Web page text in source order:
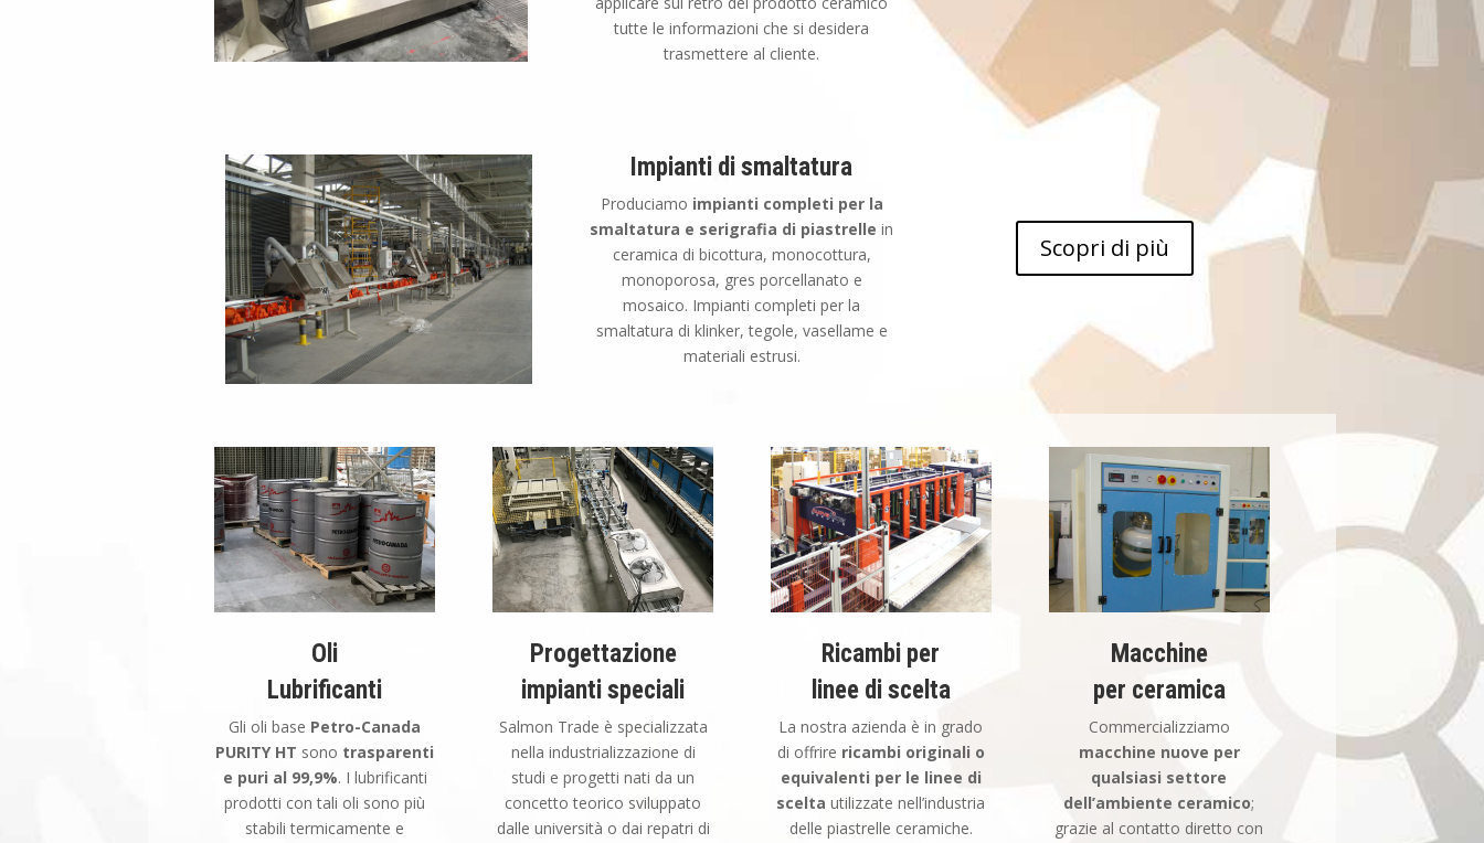
tutte le informazioni che si desidera
trasmettere al cliente.
Impianti di smaltatura
Produciamo impianti completi per la
smaltatura e serigrafia di piastrelle in
ceramica di bicottura, monocottura,
monoporosa, gres porcellanato e
mosaico. Impianti completi per la
smaltatura di klinker, tegole, vasellame e
materiali estrusi.
Scopri di più
Oli
Lubrificanti
Gli oli base Petro-Canada
PURITY HT sono trasparenti
e puri al 99,9%. I lubrificanti
prodotti con tali oli sono più
stabili termicamente e
Progettazione
impianti speciali
Salmon Trade è specializzata
nella industrializzazione di
studi e progetti nati da un
concetto teorico sviluppato
dalle università o dai repatri di
Ricambi per
linee di scelta
La nostra azienda è in grado
di offrire ricambi originali o
equivalenti per le linee di
scelta utilizzate nell’industria
delle piastrelle ceramiche.
Macchine
per ceramica
Commercializziamo
macchine nuove per
qualsiasi settore
dell’ambiente ceramico;
grazie al contatto diretto con